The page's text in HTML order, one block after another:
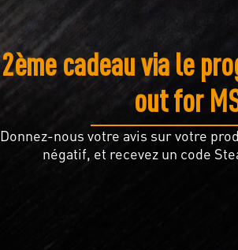
2ème cadeau via le
out for
Donnez-nous votre avis sur votre
négatif, et recevez un code